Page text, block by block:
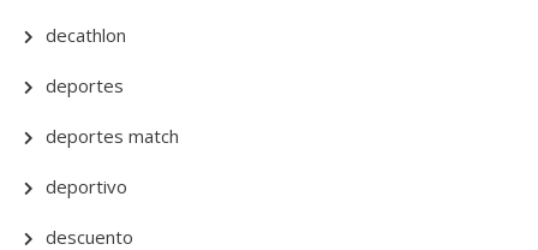
decathlon
deportes
deportes match
deportivo
descuento